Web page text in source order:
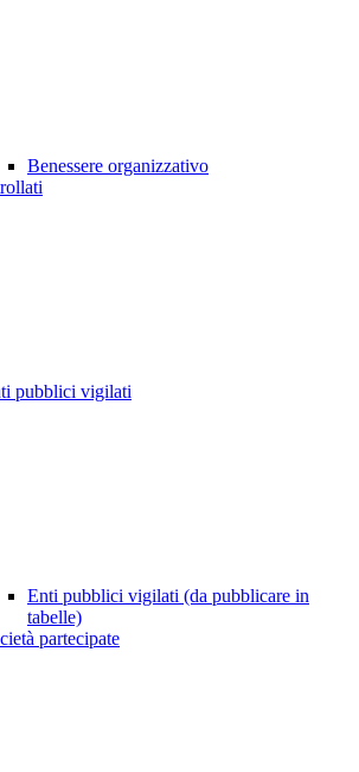
Benessere organizzativo
pubblici vigilati
Enti pubblici vigilati (da pubblicare in
tabelle)
partecipate